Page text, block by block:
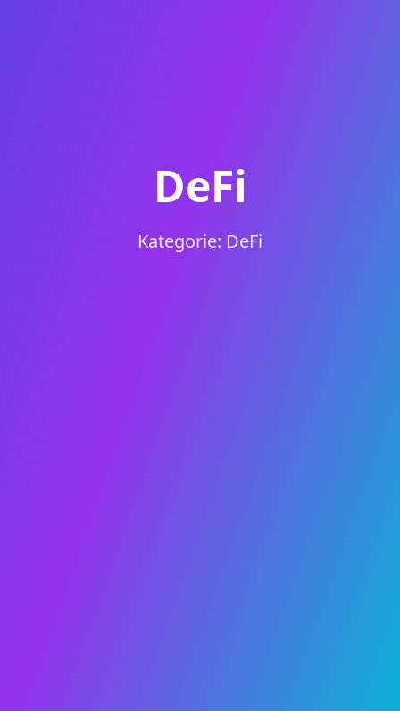
DeFi
Kategorie: DeFi